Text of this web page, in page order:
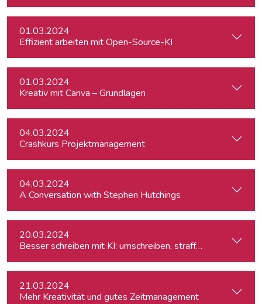
01.03.2024
Effizient arbeiten mit Open-Source-KI
01.03.2024
Kreativ mit Canva – Grundlagen
04.03.2024
Crashkurs Projektmanagement
04.03.2024
A Conversation with Stephen Hutchings
20.03.2024
Besser schreiben mit KI: umschreiben, straffen, redigieren
21.03.2024
Mehr Kreativität und gutes Zeitmanagement